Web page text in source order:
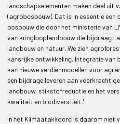
landschapselementen maken deel uit
(agrobosbouw). Dat is in essentie een
bosbouw die door het ministerie van
van kringlooplandbouw die bijdraagt
landbouw en natuur. We zien
kansrijke ontwikkeling. Integratie van
kan nieuwe verdienmodellen voor
een bijdrage leveren aan
landbouw, stikstofreductie en het
kwaliteit en biodiversiteit.'
In het Klimaatakkoord is daarom niet